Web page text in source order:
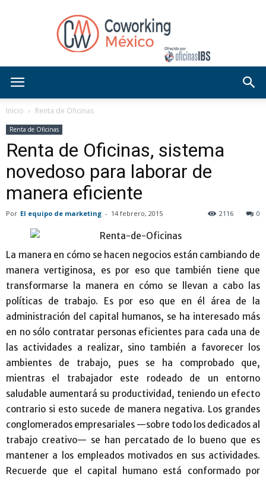
OficinasIBS
Inicio Renta de Oficinas
Renta de Oficinas
Renta de Oficinas, sistema
novedoso para laborar de
manera eficiente
Por El equipo de marketing - 14 febrero, 2015 0
2116
La manera en cómo se hacen negocios están cambiando de
manera vertiginosa, es por eso que también tiene que
transformarse la manera en cómo se llevan a cabo las
políticas de trabajo. Es por eso que en él área de la
administración del capital humanos, se ha interesado más
en no sólo contratar personas eficientes para cada una de
las actividades a realizar, sino también a favorecer los
ambientes de trabajo, pues se ha comprobado que,
mientras el trabajador este rodeado de un entorno
saludable aumentará su productividad, teniendo un efecto
contrario si esto sucede de manera negativa. Los grandes
conglomerados empresariales —sobre todo los dedicados al
trabajo creativo— se han percatado de lo bueno que es
mantener a los empleados motivados en sus actividades.
Recuerde que el capital humano está conformado por